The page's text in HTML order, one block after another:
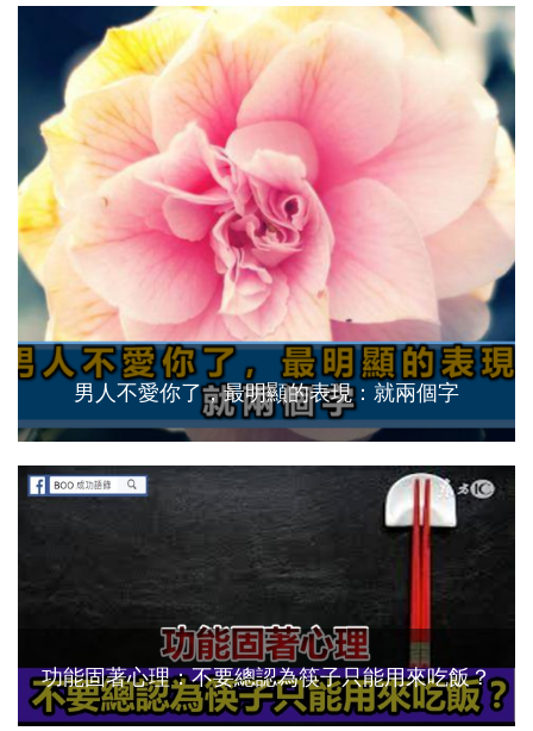
男人不愛你了，最明顯的表現：就兩個字
功能固著心理：不要總認為筷子只能用來吃飯？